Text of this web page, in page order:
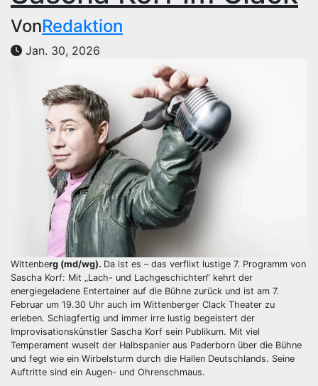
VonRedaktion
Jan. 30, 2026
Wittenberg (md/wg). Da ist es – das verflixt lustige 7. Programm von
Sascha Korf: Mit „Lach- und Lachgeschichten“ kehrt der
energiegeladene Entertainer auf die Bühne zurück und ist am 7.
Februar um 19.30 Uhr auch im Wittenberger Clack Theater zu
erleben. Schlagfertig und immer irre lustig begeistert der
Improvisationskünstler Sascha Korf sein Publikum. Mit viel
Temperament wuselt der Halbspanier aus Paderborn über die Bühne
und fegt wie ein Wirbelsturm durch die Hallen Deutschlands. Seine
Auftritte sind ein Augen- und Ohrenschmaus.